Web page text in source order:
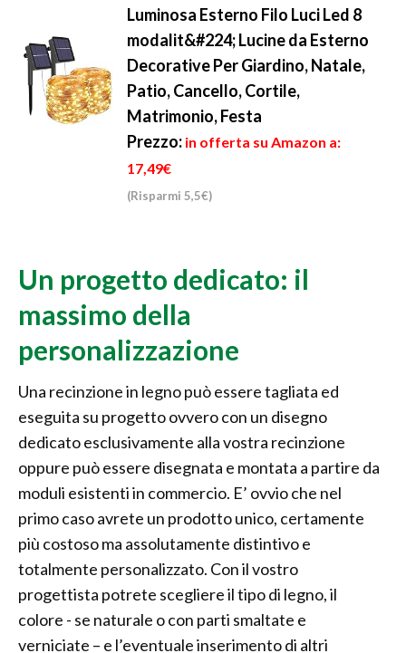
Luminosa Esterno Filo Luci Led 8
modalit&#224; Lucine da Esterno
Decorative Per Giardino, Natale,
Patio, Cancello, Cortile,
Matrimonio, Festa
Prezzo: in offerta su Amazon a:
17,49€
(Risparmi 5,5€)
Un progetto dedicato: il
massimo della
personalizzazione
Una recinzione in legno può essere tagliata ed
eseguita su progetto ovvero con un disegno
dedicato esclusivamente alla vostra recinzione
oppure può essere disegnata e montata a partire da
moduli esistenti in commercio. E’ ovvio che nel
primo caso avrete un prodotto unico, certamente
più costoso ma assolutamente distintivo e
totalmente personalizzato. Con il vostro
progettista potrete scegliere il tipo di legno, il
colore - se naturale o con parti smaltate e
verniciate – e l’eventuale inserimento di altri